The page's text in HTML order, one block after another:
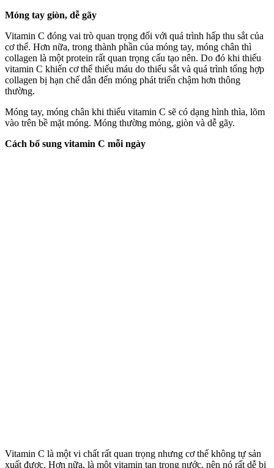
Móng tay giòn, dễ gãy
Vitamin C đóng vai trò quan trọng đối với quá trình hấp thu sắt của
c‌ơ th‌ể. Hơn nữa, trong thành phần của móng tay, móng chân thì
collagen là một protein rất quan trọng cấu tạo nên. Do đó khi thiếu
vitamin C khiến c‌ơ th‌ể thiếu máu do thiếu sắt và quá trình tổng hợp
collagen bị hạn chế dẫn đến móng phát triển chậm hơn thông
thường.
Móng tay, móng chân khi thiếu vitamin C sẽ có dạng hình thìa, lõm
vào trên bề mặt móng. Móng thường mỏng, giòn và dễ gãy.
Cách bổ sung vitamin C mỗi ngày
Vitamin C là một vi chất rất quan trọng nhưng c‌ơ th‌ể không tự sản
xuất được. Hơn nữa, là một vitamin tan trong nước, nên nó rất dễ bị